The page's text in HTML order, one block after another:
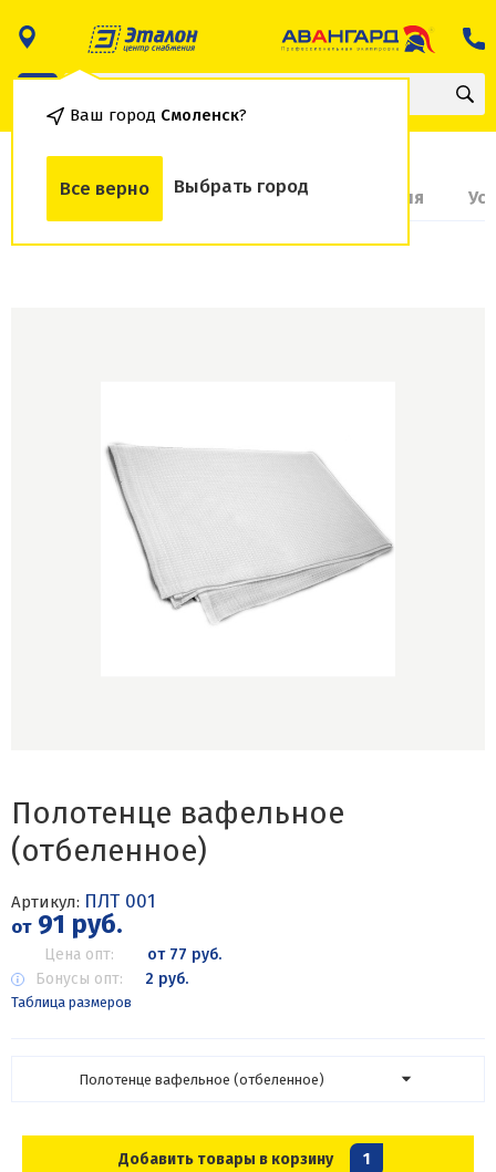
Ваш город Смоленск?
Все верно Выбрать город
О товаре Доставка и оплата Гарантия
Полотенце вафельное
(отбеленное)
Артикул: ПЛТ 001
от91 руб.
Цена опт:
от 77 руб.
Бонусы опт:
2 руб.
Таблица размеров
Полотенце вафельное (отбеленное)
Добавить товары в корзину 1